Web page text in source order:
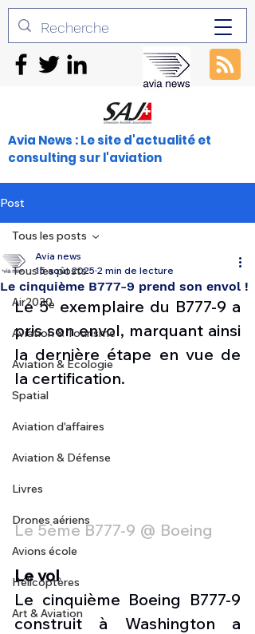
Avia News : Le site d'actualité et
consulting sur l'aviation
Post
Tous les posts
Air2030
Aviation & Tourisme
Aviation & Ecologie
Spatial
Aviation d'affaires
Aviation & Défense
Livres
Drones aériens
Avions école
Hélicoptères
Art & Aviation
Tous les posts
Le cinquième B777-9 prend son envol !
Avia news
15 août 2025 2 min de lecture
Le 5ᵉ exemplaire du B777-9 a
pris son envol, marquant ainsi
la dernière étape en vue de
la certification.
Le 5ème B777-9 @ Boeing
Le vol
Le cinquième Boeing B777-9
construit à Washington a